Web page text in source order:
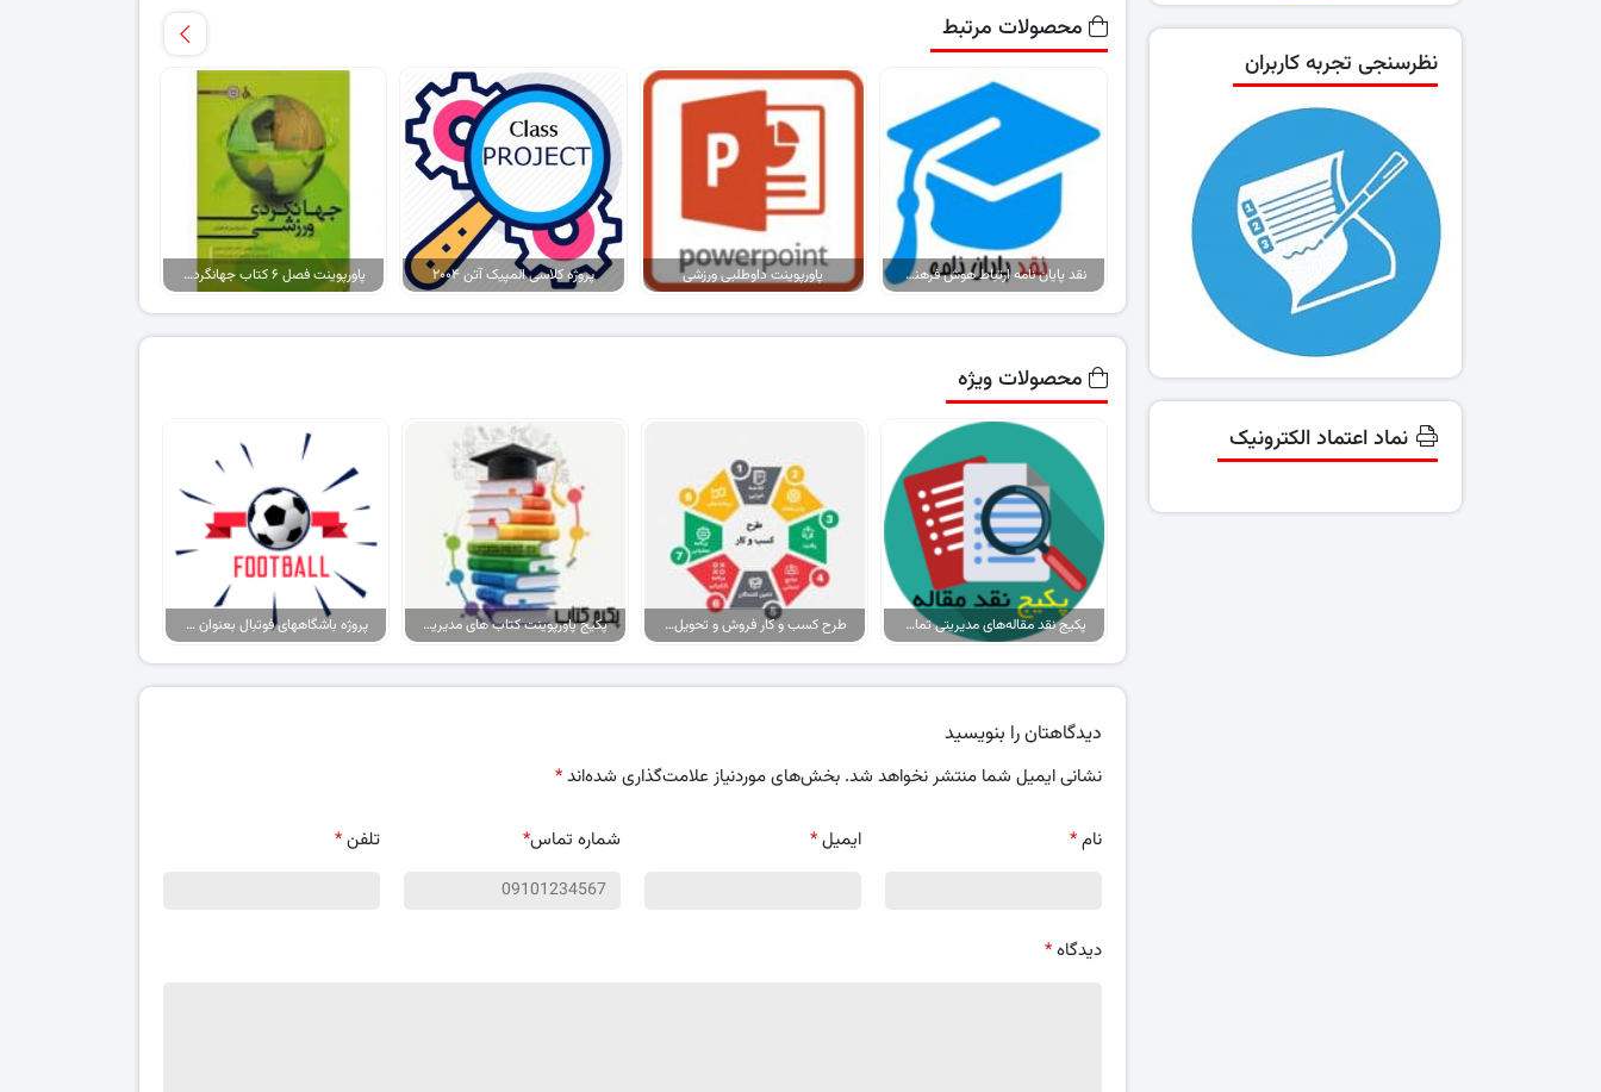
محصولات مرتبط
نقد پایان نامه ارتباط هوش فرهنگی با پذیرش اجتماعی دانشجویان پاورپوینت داوطلبی ورزشی پروژه کلاسی المپیک آتن ۲۰۰۴ پاورپوینت فصل ۶ کتاب جهانگردی ورزشی
محصولات ویژه
پکیج نقد مقاله‌های مدیریتی تمام گرایش‌ها طرح کسب و کار فروش و تحویل پیتزا در ایران پکیج پاورپوینت کتاب های مدیریت ورزشی پروژه باشگاههای فوتبال بعنوان برند، حامیان آنها بعنوان مصرف کننده
دیدگاهتان را بنویسید
نشانی ایمیل شما منتشر نخواهد شد. بخش‌های موردنیاز علامت‌گذاری شده‌اند*
نام* ایمیل* شماره تماس* تلفن*
دیدگاه*
نظرسنجی تجربه کاربران
نماد اعتماد الکترونیک